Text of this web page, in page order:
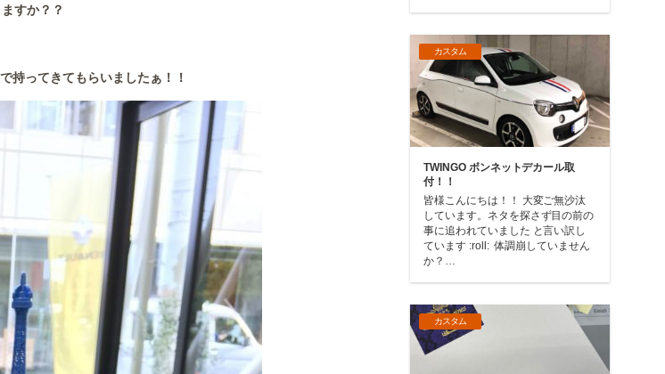
すか？？
持ってきてもらいましたぁ！！
カスタム
TWINGO ボンネットデカール取
付！！
皆様こんにちは！！ 大変ご無沙汰
しています。ネタを探さず目の前の
事に追われていました と言い訳し
ています :roll: 体調崩していません
か？…
カスタム